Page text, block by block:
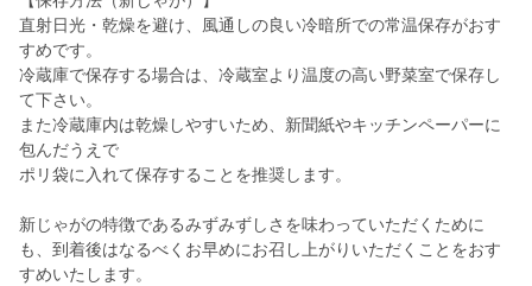
直射日光・乾燥を避け、風通しの良い冷暗所での常温保存がおす
すめです。
冷蔵庫で保存する場合は、冷蔵室より温度の高い野菜室で保存し
て下さい。
また冷蔵庫内は乾燥しやすいため、新聞紙やキッチンペーパーに
包んだうえで
ポリ袋に入れて保存することを推奨します。
新じゃがの特徴であるみずみずしさを味わっていただくために
も、到着後はなるべくお早めにお召し上がりいただくことをおす
すめいたします。